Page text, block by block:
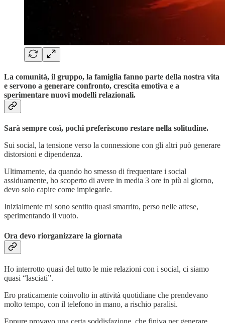
La comunità, il gruppo, la famiglia fanno parte della nostra vita
e servono a generare confronto, crescita emotiva e a
sperimentare nuovi modelli relazionali.
Sarà sempre così, pochi preferiscono restare nella solitudine.
Sui social, la tensione verso la connessione con gli altri può generare
distorsioni e dipendenza.
Ultimamente, da quando ho smesso di frequentare i social
assiduamente, ho scoperto di avere in media 3 ore in più al giorno,
devo solo capire come impiegarle.
Inizialmente mi sono sentito quasi smarrito, perso nelle attese,
sperimentando il vuoto.
Ora devo riorganizzare la giornata
Ho interrotto quasi del tutto le mie relazioni con i social, ci siamo
quasi “lasciati”.
Ero praticamente coinvolto in attività quotidiane che prendevano
molto tempo, con il telefono in mano, a rischio paralisi.
Eppure provavo una certa soddisfazione, che finiva per generare